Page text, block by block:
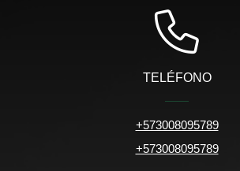
TELÉFONO
+573008095789
+573008095789